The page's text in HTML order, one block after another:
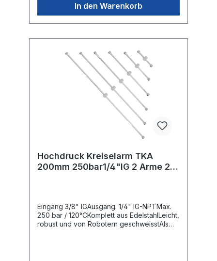
In den Warenkorb
Hochdruck Kreiselarm TKA
200mm 250bar1/4"IG 2 Arme 2
Eingang 3/8" IGAusgang: 1/4" IG-NPTMax.
250 bar / 120°CKomplett aus EdelstahlLeicht,
robust und von Robotern geschweisstAls